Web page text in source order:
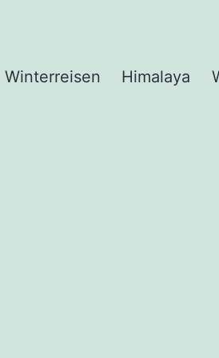
Winterreisen Himalaya